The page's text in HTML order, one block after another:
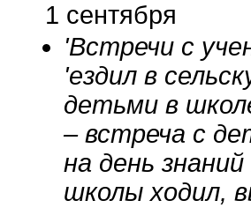
1 сентября
'Встречи с
'ездил в
детьми в
– встреча с
на день
школы ходил,